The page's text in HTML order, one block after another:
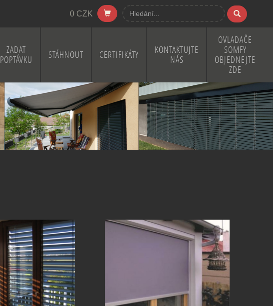
0 CZK
ZADAT
POPTÁVKU
STÁHNOUT CERTIFIKÁTY
KONTAKTUJTE
NÁS
OVLADAČE
SOMFY
OBJEDNEJTE
ZDE